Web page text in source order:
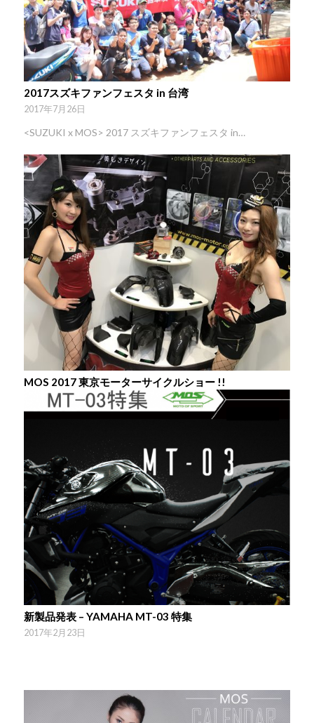
2017スズキファンフェスタ in 台湾
2017年7月26日
<SUZUKI x MOS> 2017 スズキファンフェスタ in…
MOS 2017 東京モーターサイクルショー !!
新製品発表 – YAMAHA MT-03 特集
2017年2月23日